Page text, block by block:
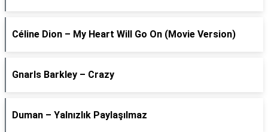
Céline Dion – My Heart Will Go On (Movie Version)
Gnarls Barkley – Crazy
Duman – Yalnızlık Paylaşılmaz